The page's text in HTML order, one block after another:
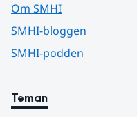
Om SMHI
SMHI-bloggen
SMHI-podden
Teman